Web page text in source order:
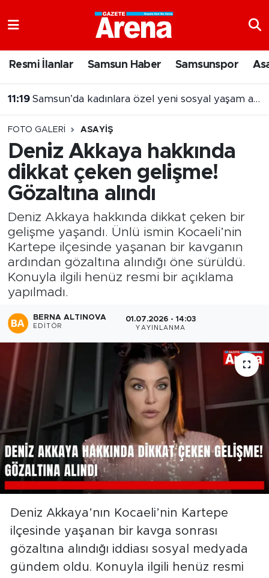
Resmi İlanlar Samsun Haber Samsunspor
11:19 Samsun’da kadınlara özel yeni sosyal yaşam alanı
FOTO GALERI ASAYIŞ
Deniz Akkaya hakkında
dikkat çeken gelişme!
Gözaltına alındı
Deniz Akkaya hakkında dikkat çeken bir
gelişme yaşandı. Ünlü ismin Kocaeli’nin
Kartepe ilçesinde yaşanan bir kavganın
ardından gözaltına alındığı öne sürüldü.
Konuyla ilgili henüz resmi bir açıklama
yapılmadı.
BERNA ALTINOVA
EDITÖR
01.07.2026 - 14:03
YAYINLANMA
Deniz Akkaya’nın Kocaeli’nin Kartepe
ilçesinde yaşanan bir kavga sonrası
gözaltına alındığı iddiası sosyal medyada
gündem oldu. Konuyla ilgili henüz resmi
Süper Lig Puan Durumu ve Fikstür
Tüm Manşetler
Son Dakika Haberleri
Haber Arşivi